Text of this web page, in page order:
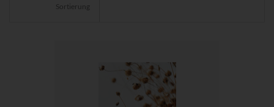
Sortierung